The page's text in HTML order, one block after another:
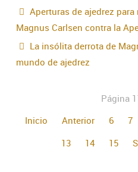
Aperturas de ajedrez
Magnus Carlsen contra la
La insólita derrota de
mundo de ajedrez
Página
Inicio
Anterior 6 7
13
14 15